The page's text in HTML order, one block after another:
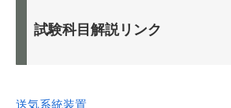
試験科目解説リンク
送気系統装置